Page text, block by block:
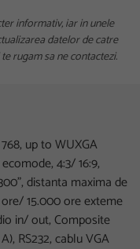
informativ, iar in unele
datelor de catre
rugam sa ne contactezi.
up to WUXGA
4:3/ 16:9,
distanta maxima de
15.000 ore exteme
in/ out, Composite
RS232, cablu VGA